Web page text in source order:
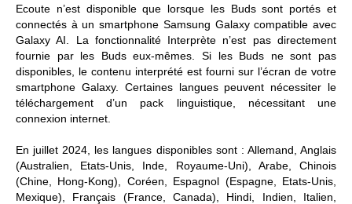
Ecoute n’est disponible que lorsque les Buds sont portés et
connectés à un smartphone Samsung Galaxy compatible avec
Galaxy AI. La fonctionnalité Interprète n’est pas directement
fournie par les Buds eux-mêmes. Si les Buds ne sont pas
disponibles, le contenu interprété est fourni sur l’écran de votre
smartphone Galaxy. Certaines langues peuvent nécessiter le
téléchargement d’un pack linguistique, nécessitant une
connexion internet.
En juillet 2024, les langues disponibles sont : Allemand, Anglais
(Australien, Etats-Unis, Inde, Royaume-Uni), Arabe, Chinois
(Chine, Hong-Kong), Coréen, Espagnol (Espagne, Etats-Unis,
Mexique), Français (France, Canada), Hindi, Indien, Italien,